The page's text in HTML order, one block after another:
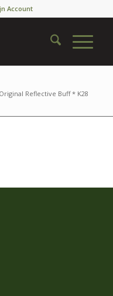
Account
Reflective Buff * K28